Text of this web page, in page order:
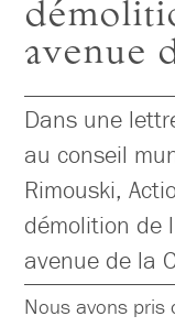
avenue
Dans une
au conseil
Rimouski,
démolition de
avenue de la
Nous avons pris